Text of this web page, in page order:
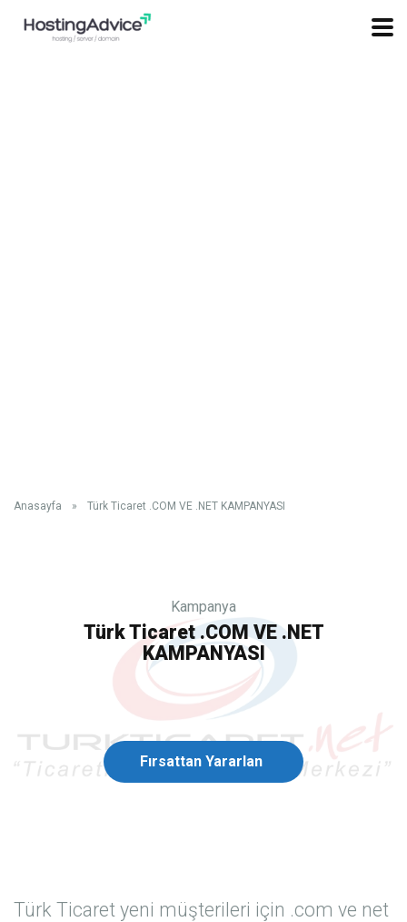
Anasayfa » Türk Ticaret .COM VE .NET KAMPANYASI
Kampanya
Türk Ticaret .COM VE .NET
KAMPANYASI
Fırsattan Yararlan
Türk Ticaret yeni müşterileri için .com ve net